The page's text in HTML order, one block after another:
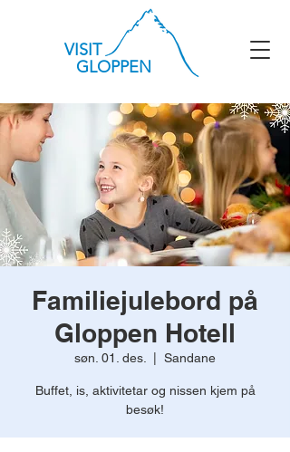
VISIT
GLOPPEN
Familiejulebord på
Gloppen Hotell
søn. 01. des. Sandane
Buffet, is, aktivitetar og nissen kjem på
besøk!